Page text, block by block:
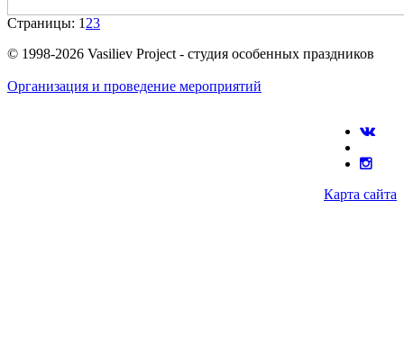
Страницы: 1 23
© 1998-2026 Vasiliev Project - студия особенных праздников
Организация и проведение мероприятий
Карта сайта